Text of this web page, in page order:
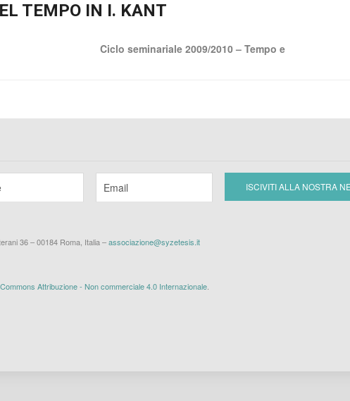
TEMPO IN I. KANT
Ciclo seminariale 2009/2010 – Tempo e
36 – 00184 Roma, Italia –associazione@syzetesis.it
Attribuzione - Non commerciale 4.0 Internazionale